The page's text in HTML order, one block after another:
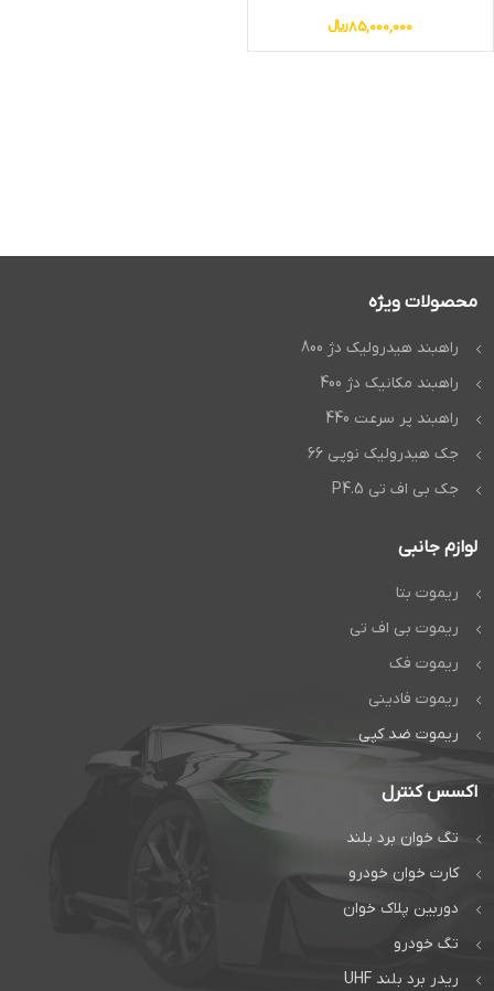
85,000,000﷼
محصولات ویژه
راهبند هیدرولیک دژ 800
راهبند مکانیک دژ 400
راهبند پر سرعت 440
جک هیدرولیک نوپی 66
جک بی اف تی P4.5
لوازم جانبی
ریموت بتا
ریموت بی اف تی
ریموت فک
ریموت فادینی
ریموت ضد کپی
اکسس کنترل
تگ خوان برد بلند
کارت خوان خودرو
دوربین پلاک خوان
تگ خودرو
ریدر برد بلند UHF